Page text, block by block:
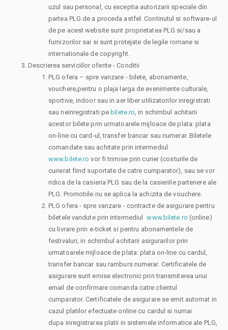
uzul sau personal, cu exceptia autorizarii speciale din
partea PLG de a proceda astfel. Continutul si software-ul
de pe acest website sunt proprietatea PLG si/sau a
furnizorilor sai si sunt protejate de legile romane si
internationale de copyright.
Descrierea serviciilor oferite - Conditii
PLG ofera – spre vanzare - bilete, abonamente,
vouchere,pentru o plaja larga de evenimente culturale,
sportive, indoor sau in aer liber utilizatorilor inregistrati
sau neinregistrati pe bilete.ro, in schimbul achitarii
acestor bilete prin urmatoarele mijloace de plata: plata
on-line cu card-ul, transfer bancar sau numerar. Biletele
comandate sau achitate prin intermediul
www.bilete.ro vor fi trimise prin curier (costurile de
curierat fiind suportate de catre cumparator), sau se vor
ridica de la casieria PLG sau de la casieriile partenere ale
PLG. Promotiile nu se aplica la achizita de vouchere.
PLG ofera - spre vanzare - contracte de asigurare pentru
biletele vandute prin intermediul
www.bilete.ro (online)
cu livrare prin e-ticket si pentru abonamentele de
festivaluri, in schimbul achitarii asigurarilor prin
urmatoarele mijloace de plata: plata on-line cu cardul,
transfer bancar sau ramburs numerar. Certificatele de
asigurare sunt emise electronic prin transmiterea unui
email de confirmare comanda catre clientul
cumparator. Certificatele de asigurare se emit automat in
cazul platilor efectuate online cu cardul si numai
dupa inregistrarea platii in sistemele informatice ale PLG,